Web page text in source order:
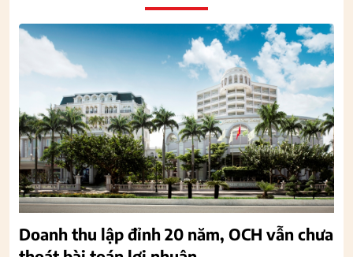
Doanh thu lập đỉnh 20 năm, OCH vẫn chưa